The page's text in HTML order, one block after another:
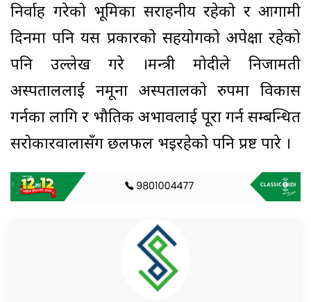
निर्वाह गरेको भूमिका सराहनीय रहेको र आगामी
दिनमा पनि यस प्रकारको सहयोगको अपेक्षा रहेको
पनि उल्लेख गरे ।मन्त्री मोदीले निजामती
अस्पताललाई नमूना अस्पतालको रुपमा विकास
गर्नका लागि र भौतिक अभावलाई पूरा गर्न सम्बन्धित
सरोकारवालासँग छलफल भइरहेको पनि प्रष्ट पारे ।